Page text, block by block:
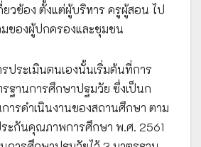
วข้อง ตั้งแต่ผู้บริหาร ครูผู้สอน ไป
ของผู้ปกครองและชุมชน
ประเมินตนเองนั้นเริ่มต้นที่การ
รฐานการศึกษาปฐมวัย ซึ่งเป็นก
ารดำเนินงานของสถานศึกษา ตาม
ะกันคุณภาพการศึกษา พ.ศ. 2561